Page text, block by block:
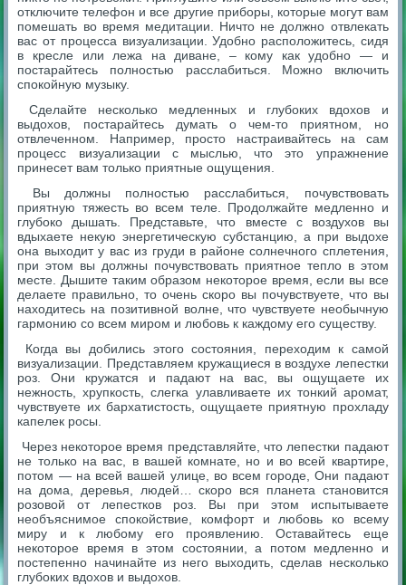
отключите телефон и все другие приборы, которые могут вам
помешать во время медитации. Ничто не должно отвлекать
вас от процесса визуализации. Удобно расположитесь, сидя
в кресле или лежа на диване, – кому как удобно — и
постарайтесь полностью расслабиться. Можно включить
спокойную музыку.
Сделайте несколько медленных и глубоких вдохов и
выдохов, постарайтесь думать о чем-то приятном, но
отвлеченном. Например, просто настраивайтесь на сам
процесс визуализации с мыслью, что это упражнение
принесет вам только приятные ощущения.
Вы должны полностью расслабиться, почувствовать
приятную тяжесть во всем теле. Продолжайте медленно и
глубоко дышать. Представьте, что вместе с воздухов вы
вдыхаете некую энергетическую субстанцию, а при выдохе
она выходит у вас из груди в районе солнечного сплетения,
при этом вы должны почувствовать приятное тепло в этом
месте. Дышите таким образом некоторое время, если вы все
делаете правильно, то очень скоро вы почувствуете, что вы
находитесь на позитивной волне, что чувствуете необычную
гармонию со всем миром и любовь к каждому его существу.
Когда вы добились этого состояния, переходим к самой
визуализации. Представляем кружащиеся в воздухе лепестки
роз. Они кружатся и падают на вас, вы ощущаете их
нежность, хрупкость, слегка улавливаете их тонкий аромат,
чувствуете их бархатистость, ощущаете приятную прохладу
капелек росы.
Через некоторое время представляйте, что лепестки падают
не только на вас, в вашей комнате, но и во всей квартире,
потом — на всей вашей улице, во всем городе, Они падают
на дома, деревья, людей… скоро вся планета становится
розовой от лепестков роз. Вы при этом испытываете
необъяснимое спокойствие, комфорт и любовь ко всему
миру и к любому его проявлению. Оставайтесь еще
некоторое время в этом состоянии, а потом медленно и
постепенно начинайте из него выходить, сделав несколько
глубоких вдохов и выдохов.